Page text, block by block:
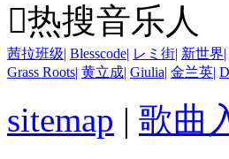
热搜音乐人
茜拉班级| Blesscode| レミ街| 新世界|
Grass Roots| 黄立成| Giulia| 金兰英|
sitemap | 歌曲